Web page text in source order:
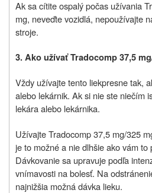
Ak sa cítite ospalý počas užívania
mg, neveďte vozidlá, nepoužívajte
stroje.
3. Ako užívať Tradocomp 37,5
Vždy užívajtetento liekpresne tak,
alebo lekárnik. Ak si nie ste niečím
lekára alebo lekárnika.
Užívajte Tradocomp 37,5 mg/325
je to možné a nie dlhšie ako vám to
Dávkovanie sa upravuje podľa
vnímavosti na bolesť. Na
najnižšia možná dávka lieku.